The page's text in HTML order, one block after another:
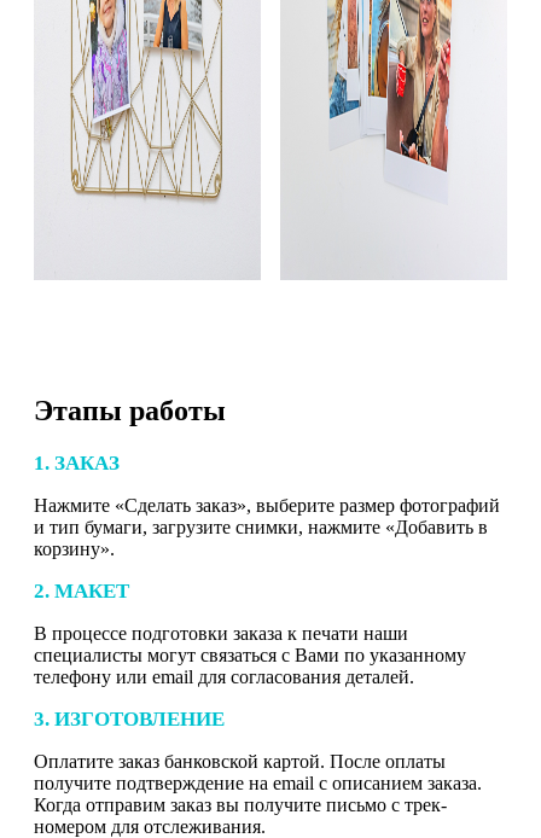
Этапы работы
1. ЗАКАЗ
Нажмите «Сделать заказ», выберите размер фотографий
и тип бумаги, загрузите снимки, нажмите «Добавить в
корзину».
2. МАКЕТ
В процессе подготовки заказа к печати наши
специалисты могут связаться с Вами по указанному
телефону или email для согласования деталей.
3. ИЗГОТОВЛЕНИЕ
Оплатите заказ банковской картой. После оплаты
получите подтверждение на email с описанием заказа.
Когда отправим заказ вы получите письмо с трек-
номером для отслеживания.